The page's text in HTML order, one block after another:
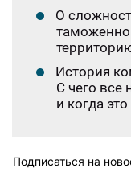
О
История
С чего все
и когда
Подписаться на